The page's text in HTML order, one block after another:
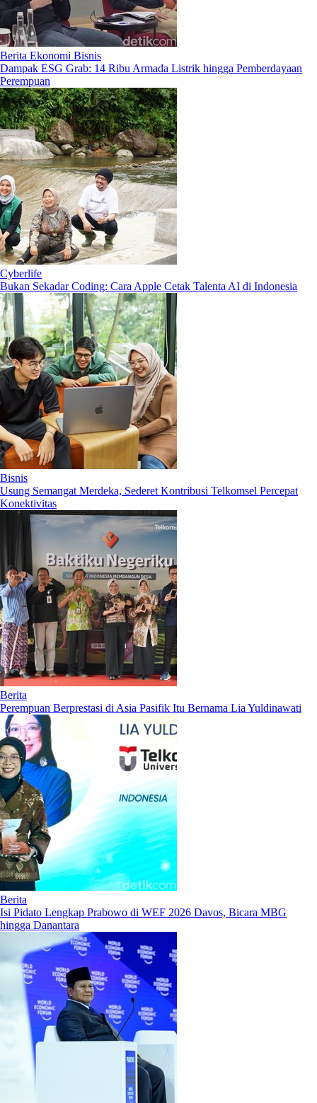
Berita Ekonomi Bisnis
Dampak ESG Grab: 14 Ribu Armada Listrik hingga Pemberdayaan
Perempuan
Cyberlife
Bukan Sekadar Coding: Cara Apple Cetak Talenta AI di Indonesia
Bisnis
Usung Semangat Merdeka, Sederet Kontribusi Telkomsel Percepat
Konektivitas
Berita
Perempuan Berprestasi di Asia Pasifik Itu Bernama Lia Yuldinawati
Berita
Isi Pidato Lengkap Prabowo di WEF 2026 Davos, Bicara MBG
hingga Danantara